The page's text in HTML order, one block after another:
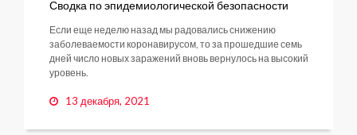
Сводка по эпидемиологической безопасности
Если еще неделю назад мы радовались снижению
заболеваемости коронавирусом, то за прошедшие семь
дней число новых заражений вновь вернулось на высокий
уровень.
13 декабря, 2021